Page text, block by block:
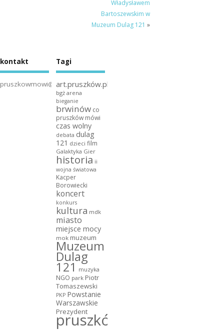
Władysławem
Bartoszewskim w
Muzeum Dulag 121 »
kontakt
pruszkowmowi@gmail.com
Tagi
art.pruszków.pl
bgż arena
bieganie
brwinów co
pruszków mówi
czas wolny
debata dulag
121 dzieci film
Galaktyka Gier
historia ii
wojna światowa
Kacper
Borowiecki
koncert
konkurs
kultura mdk
miasto
miejsce mocy
mok muzeum
Muzeum
Dulag
121 muzyka
NGO park Piotr
Tomaszewski
PKP Powstanie
Warszawskie
Prezydent
pruszków